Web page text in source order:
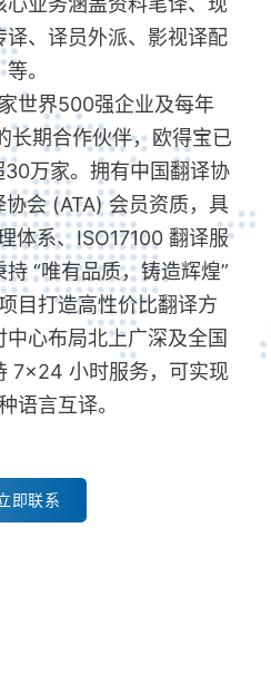
、译员外派、影视译配
等。
世界500强企业及每年
长期合作伙伴，欧得宝已
万家。拥有中国翻译协
会 (ATA) 会员资质，具
体系、ISO17100 翻译服
“唯有品质，铸造辉煌”
目打造高性价比翻译方
心布局北上广深及全国
7×24 小时服务，可实现
语言互译。
即联系